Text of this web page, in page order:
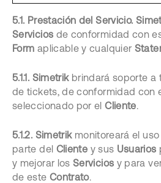
5.1. Prestación del Servicio.
Servicios de conformidad con
Form aplicable y cualquier
5.1.1. Simetrikbrindará soporte a
de tickets, de conformidad con
seleccionado por elCliente.
5.1.2. Simetrikmonitoreará el
parte del Cliente y sus Usuarios
y mejorar losServicios y para
de este Contrato.